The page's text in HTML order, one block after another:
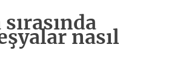
nasıl